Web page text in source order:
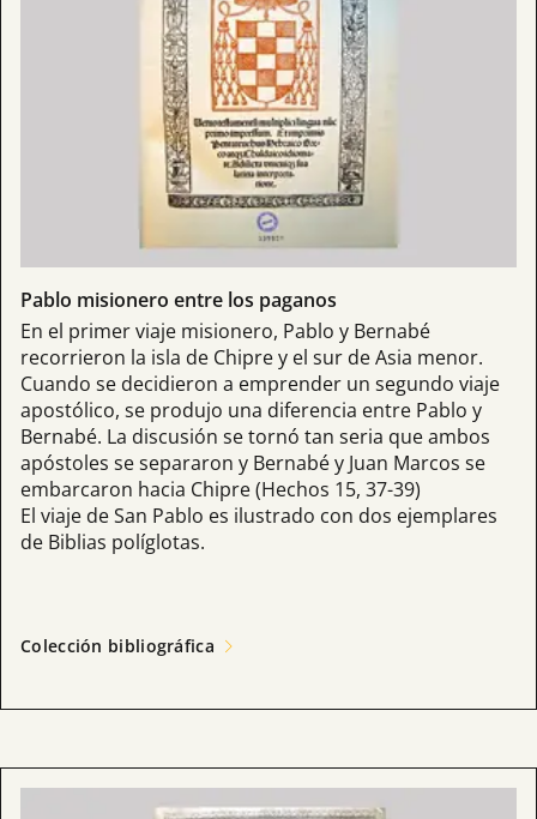
Pablo misionero entre los paganos
En el primer viaje misionero, Pablo y Bernabé
recorrieron la isla de Chipre y el sur de Asia menor.
Cuando se decidieron a emprender un segundo viaje
apostólico, se produjo una diferencia entre Pablo y
Bernabé. La discusión se tornó tan seria que ambos
apóstoles se separaron y Bernabé y Juan Marcos se
embarcaron hacia Chipre (Hechos 15, 37-39)
El viaje de San Pablo es ilustrado con dos ejemplares
de Biblias políglotas.
Colección bibliográfica